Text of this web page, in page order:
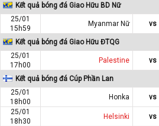
Kết quả bóng đá Giao Hữu BD Nữ
25/01
15h59
Myanmar Nữ vs
Kết quả bóng đá Giao Hữu ĐTQG
25/01
17h00
Palestine vs
Kết quả bóng đá Cúp Phần Lan
25/01
18h00
Honka vs
25/01
18h30
Helsinki vs